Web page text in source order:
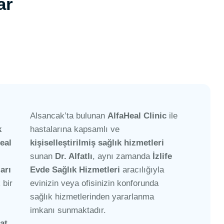
bir
Alsancak’ta bulunan AlfaHeal Clinic ile
hastalarına kapsamlı ve
kişiselleştirilmiş sağlık hizmetleri
sunan Dr. Alfatlı, aynı zamanda İzlife
Evde Sağlık Hizmetleri aracılığıyla
evinizin veya ofisinizin konforunda
sağlık hizmetlerinden yararlanma
imkanı sunmaktadır.